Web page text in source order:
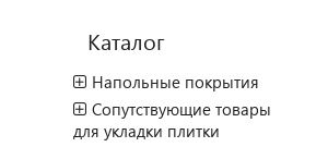
Каталог
Напольные покрытия
Сопутствующие товары
для укладки плитки